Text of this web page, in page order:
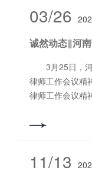
欺凌的概念、我
园暴力典型案例
和睦相处，珍
保护能力，自觉
富了同学们的法
03/26
3月25日，河
律师工作会议精
律师工作会议精
然律师事务所主
年。涉外律师法
11/13